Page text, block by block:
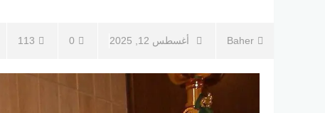
Baher أغسطس 12, 2025 0
113